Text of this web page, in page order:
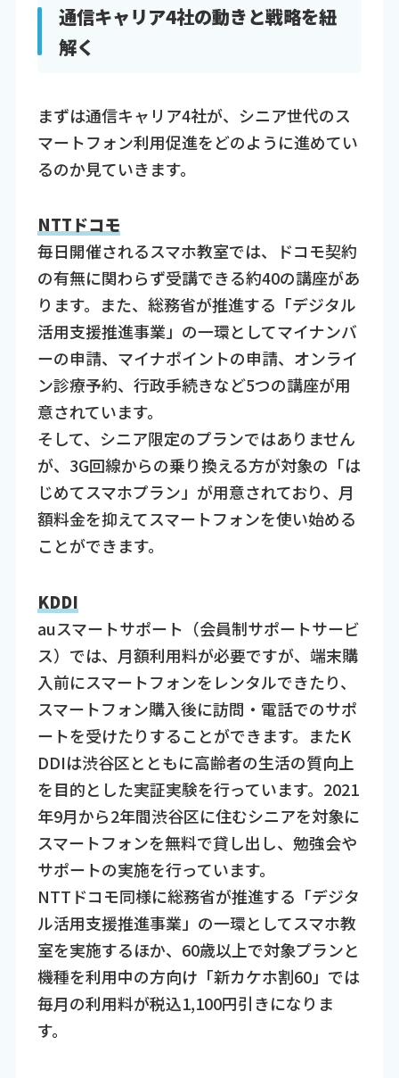
通信キャリア4社の動きと戦略を紐
解く
まずは通信キャリア4社が、シニア世代のス
マートフォン利用促進をどのように進めてい
るのか見ていきます。
NTTドコモ
毎日開催されるスマホ教室では、ドコモ契約
の有無に関わらず受講できる約40の講座があ
ります。また、総務省が推進する「デジタル
活用支援推進事業」の一環としてマイナンバ
ーの申請、マイナポイントの申請、オンライ
ン診療予約、行政手続きなど5つの講座が用
意されています。
そして、シニア限定のプランではありません
が、3G回線からの乗り換える方が対象の「は
じめてスマホプラン」が用意されており、月
額料金を抑えてスマートフォンを使い始める
ことができます。
KDDI
auスマートサポート（会員制サポートサービ
ス）では、月額利用料が必要ですが、端末購
入前にスマートフォンをレンタルできたり、
スマートフォン購入後に訪問・電話でのサポ
ートを受けたりすることができます。またK
DDIは渋谷区とともに高齢者の生活の質向上
を目的とした実証実験を行っています。2021
年9月から2年間渋谷区に住むシニアを対象に
スマートフォンを無料で貸し出し、勉強会や
サポートの実施を行っています。
NTTドコモ同様に総務省が推進する「デジタ
ル活用支援推進事業」の一環としてスマホ教
室を実施するほか、60歳以上で対象プランと
機種を利用中の方向け「新カケホ割60」では
毎月の利用料が税込1,100円引きになりま
す。